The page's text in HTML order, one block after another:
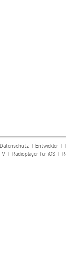
Datenschutz| Entwickler|
| Radioplayer für iOS|